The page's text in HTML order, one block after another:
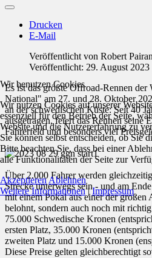
Drucken
E-Mail
Veröffentlicht von Robert Pairan
Veröffentlicht: 29. August 2023
Es ist das größte Offroad-Rennen
National" am 27. und 28. Oktober
an der schwedischen Küste: Seit 40
ausgetragen, feiert das Rennen seine
Fahrerfeld und besonders viel
Über 2.000 Fahrer werden
Strecke unterwegs sein - und am
mit einem Pokal aus einer der großen
belohnt, sondern auch noch mit
75.000 Schwedische Kronen
ersten Platz, 35.000 Kronen
zweiten Platz und 15.000 Kronen
Diese Preise gelten gleichberechtigt
Wir benutzen Cookies
Wir nutzen Cookies auf unserer
essenziell für den Betrieb der Seite,
Website und die Nutzererfahrung zu
Sie können selbst entscheiden, ob Sie
Bitte beachten Sie, dass bei einer
alle Funktionalitäten der Seite zur
Akzeptieren Ablehnen
Weitere Informationen|Impressum